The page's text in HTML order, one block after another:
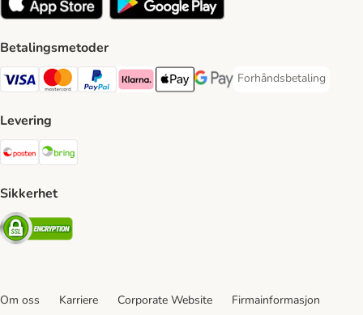
Betalingsmetoder
Visa Payment Method
Mastercard Payment Method
PayPal Payment Method
Klarna Payment Method
Apple Pay Payment Method
Google Pay Payment Method
Forhåndsbetaling
Forhåndsbetaling
Levering
Posten Shipping Method
Sikkerhet
Security
Om oss Karriere Corporate Website
Firmainformasjon